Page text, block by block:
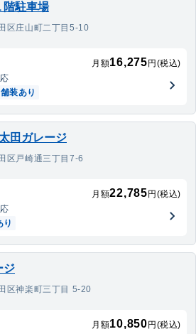
階駐車場
区庄山町二丁目5-10
月額16,275 円(税込)
舗装あり
田ガレージ
区戸崎通三丁目7-6
月額22,785 円(税込)
り
ジ
区神楽町三丁目 5-20
月額10,850 円(税込)